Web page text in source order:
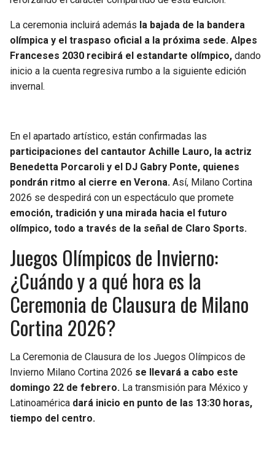
La ceremonia incluirá además la bajada de la bandera
olímpica y el traspaso oficial a la próxima sede. Alpes
Franceses 2030 recibirá el estandarte olímpico, dando
inicio a la cuenta regresiva rumbo a la siguiente edición
invernal.
En el apartado artístico, están confirmadas las
participaciones del cantautor Achille Lauro, la actriz
Benedetta Porcaroli y el DJ Gabry Ponte, quienes
pondrán ritmo al cierre en Verona. Así, Milano Cortina
2026 se despedirá con un espectáculo que promete
emoción, tradición y una mirada hacia el futuro
olímpico, todo a través de la señal de Claro Sports.
Juegos Olímpicos de Invierno:
¿Cuándo y a qué hora es la
Ceremonia de Clausura de Milano
Cortina 2026?
La Ceremonia de Clausura de los Juegos Olímpicos de
Invierno Milano Cortina 2026 se llevará a cabo este
domingo 22 de febrero. La transmisión para México y
Latinoamérica dará inicio en punto de las 13:30 horas,
tiempo del centro.